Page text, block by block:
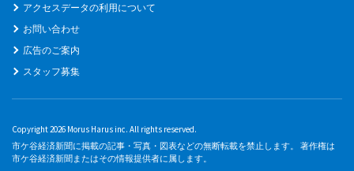
アクセスデータの利用について
お問い合わせ
広告のご案内
スタッフ募集
Copyright 2026 Morus Harus inc. All rights reserved.
市ケ谷経済新聞に掲載の記事・写真・図表などの無断転載を禁止します。 著作権は
市ケ谷経済新聞またはその情報提供者に属します。